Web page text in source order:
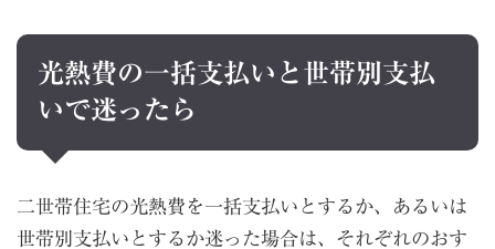
光熱費の一括支払いと世帯別支払
いで迷ったら
二世帯住宅の光熱費を一括支払いとするか、あるいは
世帯別支払いとするか迷った場合は、それぞれのおす